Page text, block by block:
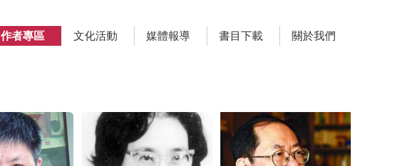
作者專區 文化活動 媒體報導 書目下載 關於我們